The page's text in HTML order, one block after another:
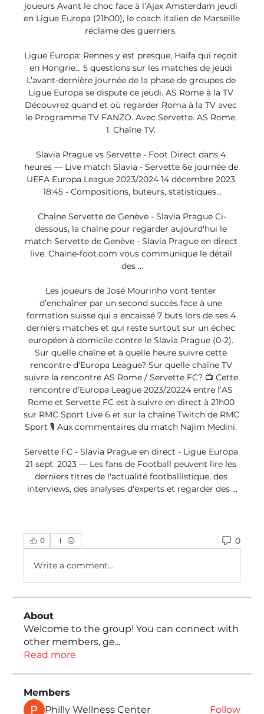
joueurs Avant le choc face à l’Ajax Amsterdam jeudi
en Ligue Europa (21h00), le coach italien de Marseille
réclame des guerriers.
Ligue Europa: Rennes y est presque, Haïfa qui reçoit
en Hongrie... 5 questions sur les matches de jeudi
L’avant-dernière journée de la phase de groupes de
Ligue Europa se dispute ce jeudi. AS Rome à la TV
Découvrez quand et où regarder Roma à la TV avec
le Programme TV FANZO. Avec Servette. AS Rome.
1. Chaîne TV.
Slavia Prague vs Servette - Foot Direct dans 4
heures — Live match Slavia - Servette 6e journée de
UEFA Europa League 2023/2024 14 décembre 2023
18:45 - Compositions, buteurs, statistiques...
Chaîne Servette de Genève - Slavia Prague Ci-
dessous, la chaîne pour regarder aujourd'hui le
match Servette de Genève - Slavia Prague en direct
live. Chaine-foot.com vous communique le détail
des ...
Les joueurs de José Mourinho vont tenter
d’enchaîner par un second succès face à une
formation suisse qui a encaissé 7 buts lors de ses 4
derniers matches et qui reste surtout sur un échec
européen à domicile contre le Slavia Prague (0-2).
Sur quelle chaîne et à quelle heure suivre cette
rencontre d’Europa League? Sur quelle chaîne TV
suivre la rencontre AS Rome / Servette FC? 📺 Cette
rencontre d’Europa League 2023/20224 entre l’AS
Rome et Servette FC est à suivre en direct à 21h00
sur RMC Sport Live 6 et sur la chaîne Twitch de RMC
Sport 🎙️ Aux commentaires du match Najim Medini.
Servette FC - Slavia Prague en direct - Ligue Europa
21 sept. 2023 — Les fans de Football peuvent lire les
derniers titres de l'actualité footballistique, des
interviews, des analyses d'experts et regarder des ...
0 0
Write a comment...
About
Welcome to the group! You can connect with
other members, ge...
Read more
Members
Philly Wellness Center
Follow